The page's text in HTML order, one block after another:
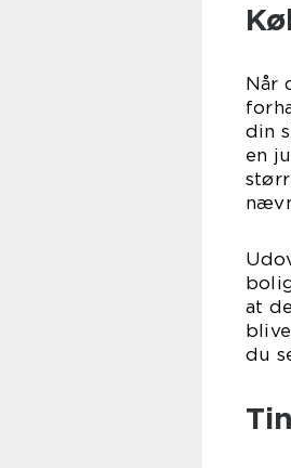
Når
din
en
at
du